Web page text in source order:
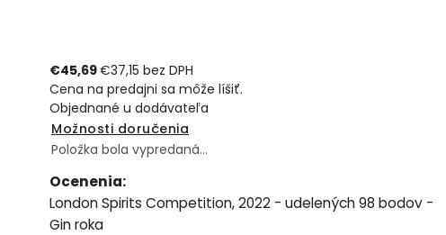
€45,69€37,15 bez DPH
Cena na predajni sa môže líšiť.
Objednané u dodávateľa
Možnosti doručenia
Položka bola vypredaná…
Ocenenia:
London Spirits Competition, 2022 - udelených 98 bodov -
Gin roka